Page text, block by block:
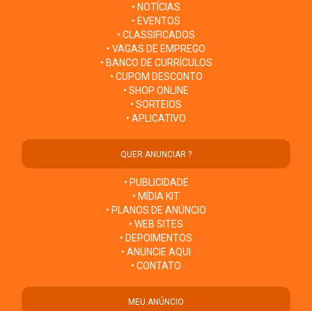
• NOTÍCIAS
• EVENTOS
• CLASSIFICADOS
• VAGAS DE EMPREGO
• BANCO DE CURRÍCULOS
• CUPOM DESCONTO
• SHOP ONLINE
• SORTEIOS
• APLICATIVO
QUER ANUNCIAR ?
• PUBLICIDADE
• MÍDIA KIT
• PLANOS DE ANÚNCIO
• WEB SITES
• DEPOIMENTOS
• ANUNCIE AQUI
• CONTATO
MEU ANÚNCIO